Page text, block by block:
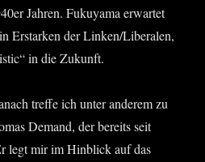
Jah­ren. Fuku­ya­ma erwar­tet
Erstar­ken der Linken/Liberalen,
in die Zukunft.
tref­fe ich unter ande­rem zu
Demand, der bereits seit
legt mir im Hin­blick auf das